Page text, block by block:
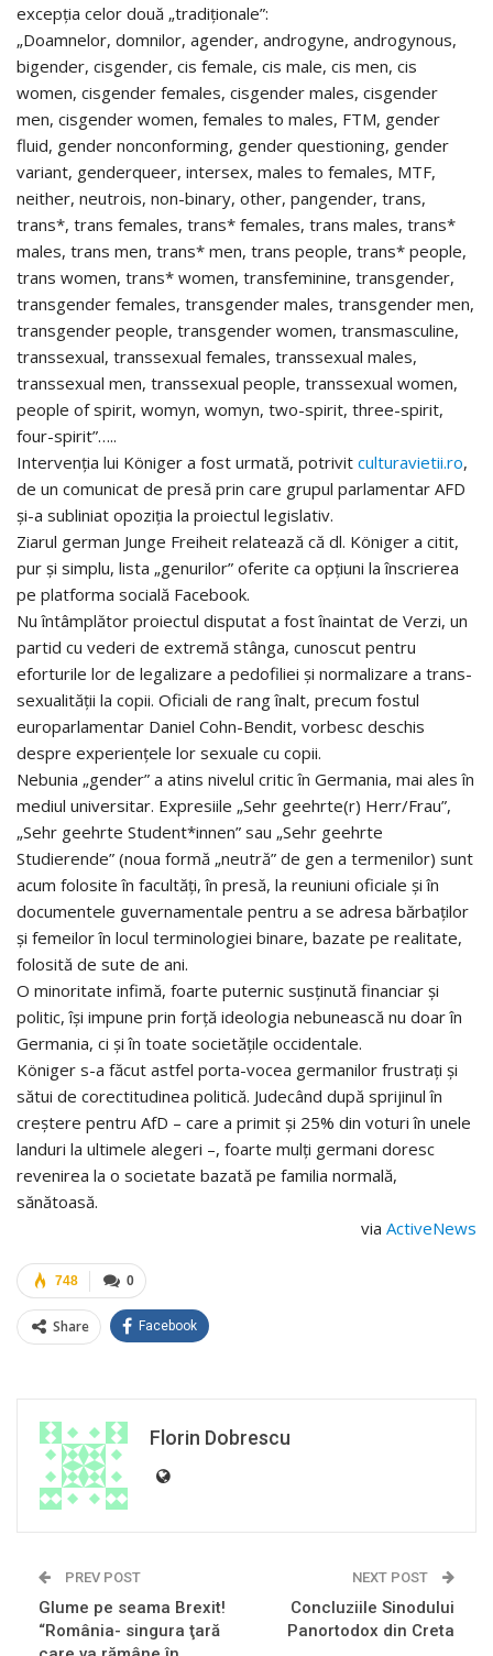
excepția celor două „tradiționale”:
„Doamnelor, domnilor, agender, androgyne, androgynous,
bigender, cisgender, cis female, cis male, cis men, cis
women, cisgender females, cisgender males, cisgender
men, cisgender women, females to males, FTM, gender
fluid, gender nonconforming, gender questioning, gender
variant, genderqueer, intersex, males to females, MTF,
neither, neutrois, non-binary, other, pangender, trans,
trans*, trans females, trans* females, trans males, trans*
males, trans men, trans* men, trans people, trans* people,
trans women, trans* women, transfeminine, transgender,
transgender females, transgender males, transgender men,
transgender people, transgender women, transmasculine,
transsexual, transsexual females, transsexual males,
transsexual men, transsexual people, transsexual women,
people of spirit, womyn, womyn, two-spirit, three-spirit,
four-spirit”…..
Intervenția lui Königer a fost urmată, potrivit culturavietii.ro,
de un comunicat de presă prin care grupul parlamentar AFD
și-a subliniat opoziția la proiectul legislativ.
Ziarul german Junge Freiheit relatează că dl. Königer a citit,
pur și simplu, lista „genurilor” oferite ca opțiuni la înscrierea
pe platforma socială Facebook.
Nu întâmplător proiectul disputat a fost înaintat de Verzi, un
partid cu vederi de extremă stânga, cunoscut pentru
eforturile lor de legalizare a pedofiliei și normalizare a trans-
sexualității la copii. Oficiali de rang înalt, precum fostul
europarlamentar Daniel Cohn-Bendit, vorbesc deschis
despre experiențele lor sexuale cu copii.
Nebunia „gender” a atins nivelul critic în Germania, mai ales în
mediul universitar. Expresiile „Sehr geehrte(r) Herr/Frau”,
„Sehr geehrte Student*innen” sau „Sehr geehrte
Studierende” (noua formă „neutră” de gen a termenilor) sunt
acum folosite în facultăți, în presă, la reuniuni oficiale și în
documentele guvernamentale pentru a se adresa bărbaților
și femeilor în locul terminologiei binare, bazate pe realitate,
folosită de sute de ani.
O minoritate infimă, foarte puternic susținută financiar și
politic, își impune prin forță ideologia nebunească nu doar în
Germania, ci și în toate societățile occidentale.
Königer s-a făcut astfel porta-vocea germanilor frustrați și
sătui de corectitudinea politică. Judecând după sprijinul în
creștere pentru AfD – care a primit și 25% din voturi în unele
landuri la ultimele alegeri –, foarte mulți germani doresc
revenirea la o societate bazată pe familia normală,
sănătoasă.
via ActiveNews
0
748
Share Facebook
Florin Dobrescu
PREV POST
Glume pe seama Brexit!
“România- singura ţară
NEXT POST
Concluziile Sinodului
Panortodox din Creta